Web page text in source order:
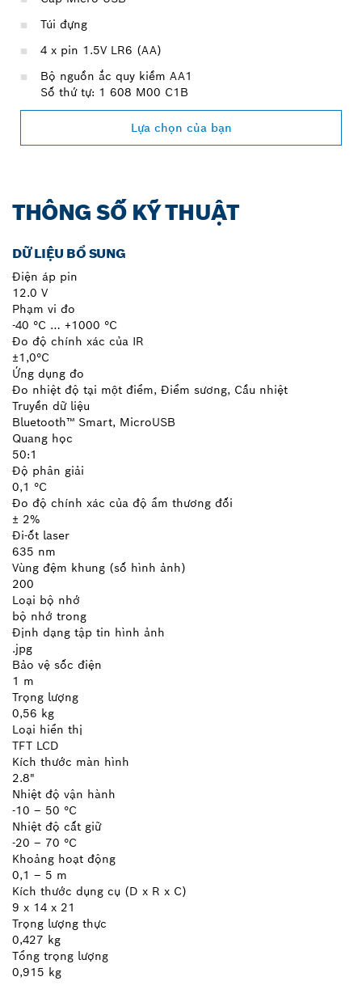
Túi đựng
4 x pin 1.5V LR6 (AA)
Bộ nguồn ắc quy kiềm AA1
Số thứ tự: 1 608 M00 C1B
Lựa chọn của bạn
THÔNG SỐ KỸ THUẬT
DỮ LIỆU BỔ SUNG
Điện áp pin
12.0 V
Phạm vi đo
-40 °C … +1000 °C
Đo độ chính xác của IR
±1,0°C
Ứng dụng đo
Đo nhiệt độ tại một điểm, Điểm sương, Cầu nhiệt
Truyền dữ liệu
Bluetooth™ Smart, MicroUSB
Quang học
50:1
Độ phân giải
0,1 °C
Đo độ chính xác của độ ẩm thương đối
± 2%
Đi-ốt laser
635 nm
Vùng đệm khung (số hình ảnh)
200
Loại bộ nhớ
bộ nhớ trong
Định dạng tập tin hình ảnh
.jpg
Bảo vệ sốc điện
1 m
Trọng lượng
0,56 kg
Loại hiển thị
TFT LCD
Kích thước màn hình
2.8"
Nhiệt độ vận hành
-10 – 50 °C
Nhiệt độ cất giữ
-20 – 70 °C
Khoảng hoạt động
0,1 – 5 m
Kích thước dụng cụ (D x R x C)
9 x 14 x 21
Trọng lượng thực
0,427 kg
Tổng trọng lượng
0,915 kg